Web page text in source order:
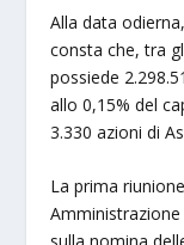
Alla data
consta che, tra
possiede
allo 0,15% del
3.330 azioni di
La prima